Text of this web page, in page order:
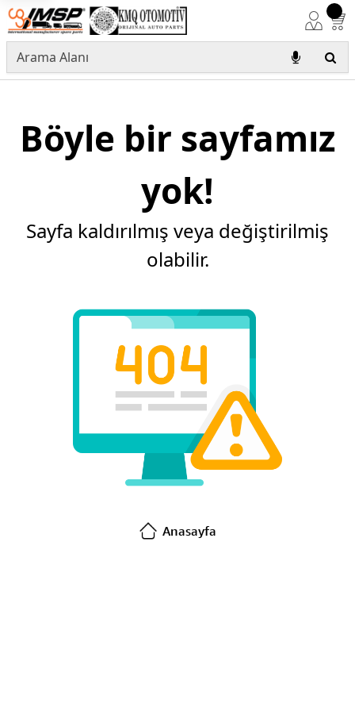
Böyle bir sayfamız
yok!
Sayfa kaldırılmış veya değiştirilmiş
olabilir.
Anasayfa